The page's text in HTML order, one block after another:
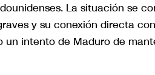
La situación se
y su conexión directa
un intento de Maduro de